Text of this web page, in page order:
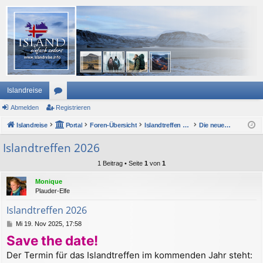
Islandreise
or
en
Abmelden Registrieren
Islandreise Portal Foren-Übersicht Islandtreffen Forum Die neuen Islandtreffen (seit 2015)
Islandtreffen 2026
1 Beitrag • Seite 1 von 1
Monique
Plauder-Elfe
Islandtreffen 2026
B
i
r
Mi 19. Nov 2025, 17:58
Save the date!
Der Termin für das Islandtreffen im kommenden Jahr steht: